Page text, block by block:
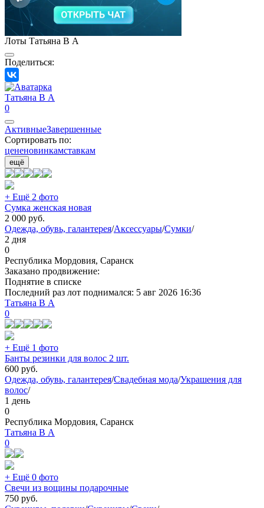
Лоты Татьяна В А
Поделиться:
Татьяна В А
0
АктивныеЗавершенные
Сортировать по:
цененовинкамставкам
ещё
+ Ещё 2 фото
Сумка женская новая
2 000 руб.
Одежда, обувь, галантерея/Аксессуары/Сумки/
2 дня
0
Республика Мордовия, Саранск
Заказано продвижение:
Поднятие в списке
Последний раз лот поднимался: 5 авг 2026 16:36
Татьяна В А
0
+ Ещё 1 фото
Банты резинки для волос 2 шт.
600 руб.
Одежда, обувь, галантерея/Свадебная мода/Украшения для
волос/
1 день
0
Республика Мордовия, Саранск
Татьяна В А
0
+ Ещё 0 фото
Свечи из вощины подарочные
750 руб.